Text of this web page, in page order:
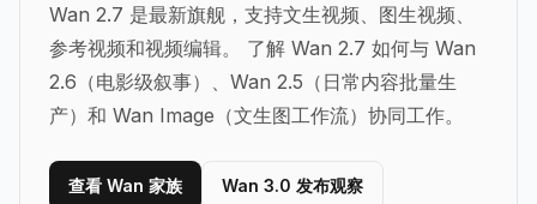
Wan 2.7 是最新旗舰，支持文生视频、图生视频、
参考视频和视频编辑。
了解 Wan 2.7 如何与 Wan
2.6（电影级叙事）、Wan 2.5（日常内容批量生
产）和 Wan Image（文生图工作流）协同工作。
查看 Wan 家族 Wan 3.0 发布观察